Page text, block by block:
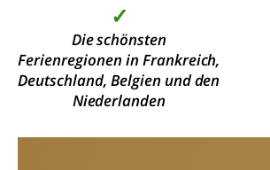
✓
Die schönsten
Ferienregionen in Frankreich,
Deutschland, Belgien und den
Niederlanden